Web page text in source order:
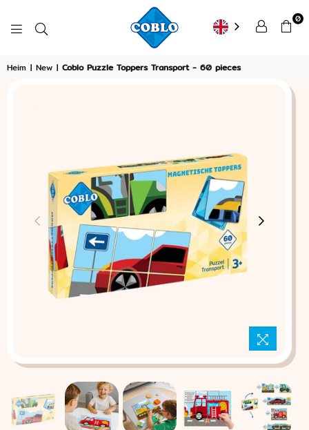
COBLO
0
Heim | New | Coblo Puzzle Toppers Transport - 60 pieces